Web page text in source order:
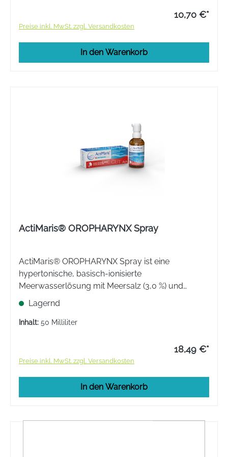
10,70 €*
Preise inkl. MwSt. zzgl. Versandkosten
In den Warenkorb
ActiMaris® OROPHARYNX Spray
ActiMaris® OROPHARYNX Spray ist eine
hypertonische, basisch-ionisierte
Meerwasserlösung mit Meersalz (3,0 %) und
Oxychlorit NaOCl (0,2 %) und wirkt auf bio-
physikalischer Basis. Ideal bei Zahnfleisch- und
Schleimhautentzündungen, Schluckbeschwerden,
Lagernd
Inhalt: 50 Milliliter
18,49 €*
Preise inkl. MwSt. zzgl. Versandkosten
In den Warenkorb